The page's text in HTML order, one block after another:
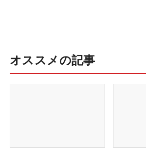
オススメの記事